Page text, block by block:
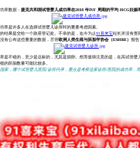
率数据： 捷克共和国试管婴儿成功率在2018 年IVF 周期的平均 HCG妊娠
率是许多人在选择试管婴儿诊所时的重要考虑因素。
结果提交给一个政府登记处。不幸的是，迄今为止91喜来宝站长并没有查
有公布这些重要的数据，尽管欧洲人类生殖与胚胎学协会（ESHRE） 报告
是不错的，至少是达标的，尤其是捐卵。然而值得注意的是，在高试管
的胚胎数量可能比较多。
家，哪个试管婴儿医院/诊所代孕，重点是考察这家诊所/医院的成功率，